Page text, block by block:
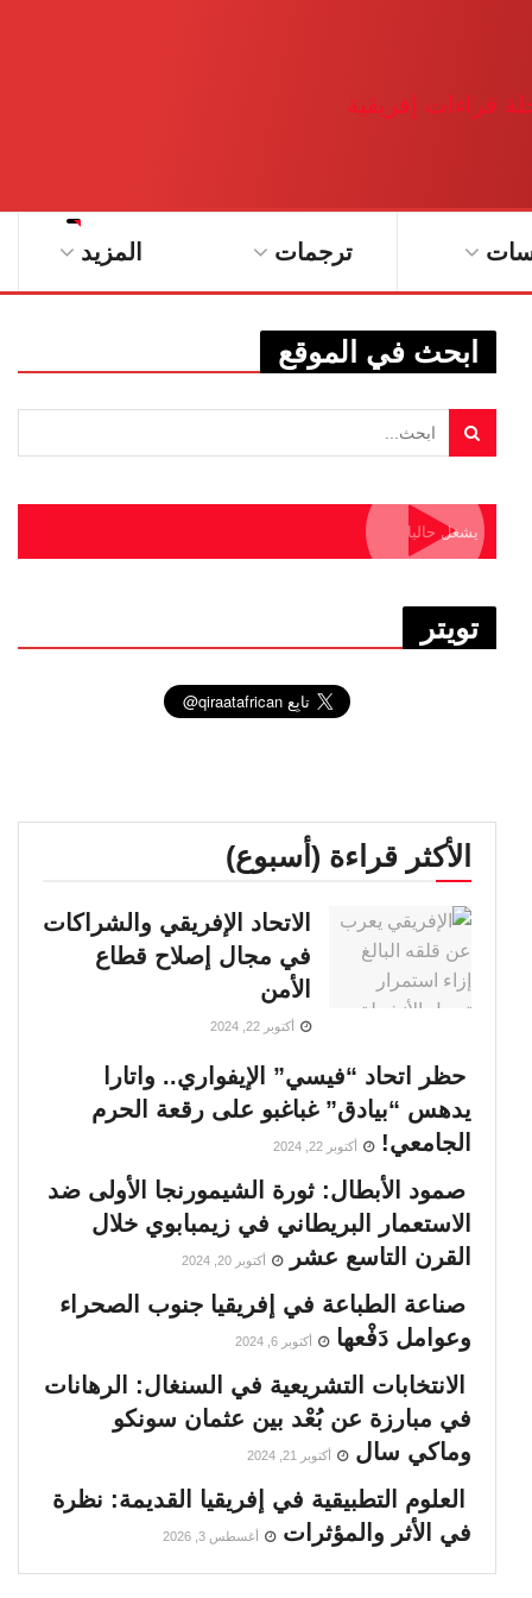
ترجمات المزيد
ابحث في الموقع
يشغل حاليا
تويتر
الأكثر قراءة (أسبوع)
الاتحاد الإفريقي والشراكات
في مجال إصلاح قطاع
الأمن
أكتوبر 22, 2024
حظر اتحاد “فيسي” الإيفواري.. واتارا
يدهس “بيادق” غباغبو على رقعة الحرم
الجامعي!
أكتوبر 22, 2024
صمود الأبطال: ثورة الشيمورنجا الأولى ضد
الاستعمار البريطاني في زيمبابوي خلال
القرن التاسع عشر
أكتوبر 20, 2024
صناعة الطباعة في إفريقيا جنوب الصحراء
وعوامل دَفْعها
أكتوبر 6, 2024
الانتخابات التشريعية في السنغال: الرهانات
في مبارزة عن بُعْد بين عثمان سونكو
وماكي سال
أكتوبر 21, 2024
العلوم التطبيقية في إفريقيا القديمة: نظرة
في الأثر والمؤثرات
أغسطس 3, 2026